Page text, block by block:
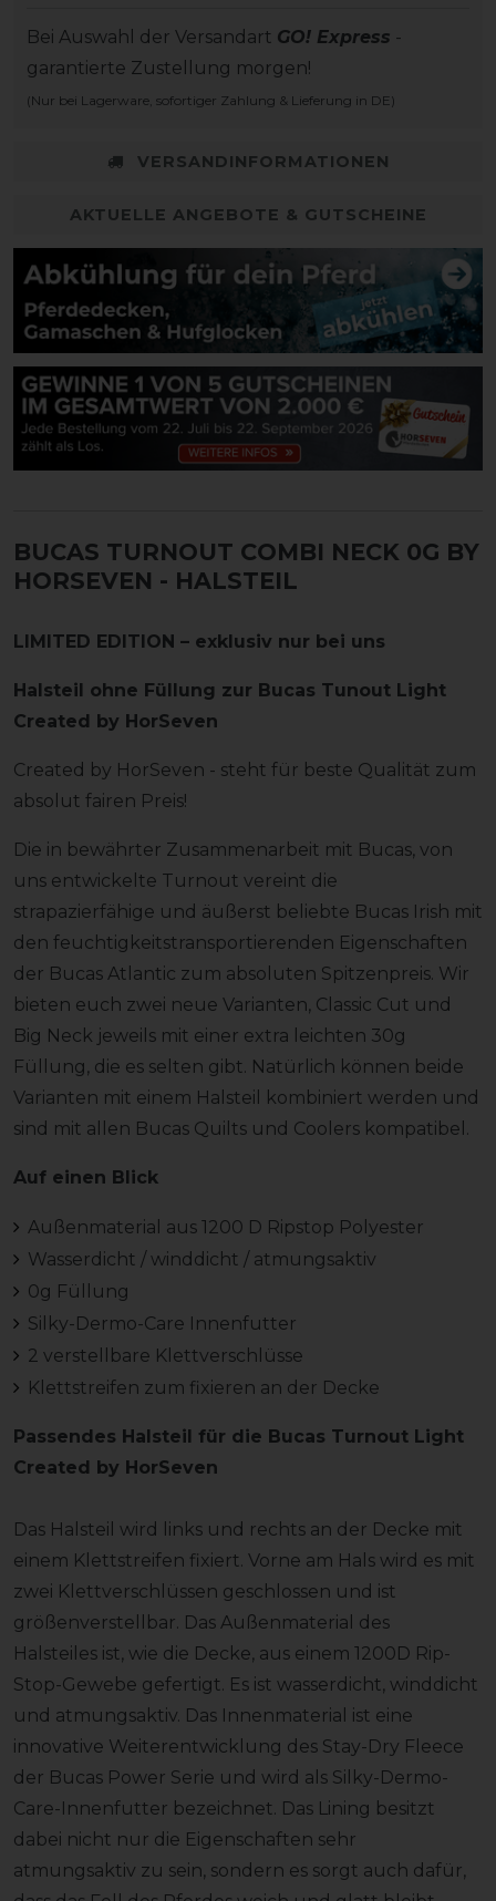
Bei Auswahl der Versandart GO! Express -
garantierte Zustellung morgen!
(Nur bei Lagerware, sofortiger Zahlung & Lieferung in DE)
VERSANDINFORMATIONEN
AKTUELLE ANGEBOTE & GUTSCHEINE
BUCAS TURNOUT COMBI NECK 0G BY
HORSEVEN - HALSTEIL
LIMITED EDITION – exklusiv nur bei uns
Halsteil ohne Füllung zur Bucas Tunout Light
Created by HorSeven
Created by HorSeven - steht für beste Qualität zum
absolut fairen Preis!
Die in bewährter Zusammenarbeit mit Bucas, von
uns entwickelte Turnout vereint die
strapazierfähige und äußerst beliebte Bucas Irish mit
den feuchtigkeitstransportierenden Eigenschaften
der Bucas Atlantic zum absoluten Spitzenpreis. Wir
bieten euch zwei neue Varianten, Classic Cut und
Big Neck jeweils mit einer extra leichten 30g
Füllung, die es selten gibt. Natürlich können beide
Varianten mit einem Halsteil kombiniert werden und
sind mit allen Bucas Quilts und Coolers kompatibel.
Auf einen Blick
Außenmaterial aus 1200 D Ripstop Polyester
Wasserdicht / winddicht / atmungsaktiv
0g Füllung
Silky-Dermo-Care Innenfutter
2 verstellbare Klettverschlüsse
Klettstreifen zum fixieren an der Decke
Passendes Halsteil für die Bucas Turnout Light
Created by HorSeven
Das Halsteil wird links und rechts an der Decke mit
einem Klettstreifen fixiert. Vorne am Hals wird es mit
zwei Klettverschlüssen geschlossen und ist
größenverstellbar. Das Außenmaterial des
Halsteiles ist, wie die Decke, aus einem 1200D Rip-
Stop-Gewebe gefertigt. Es ist wasserdicht, winddicht
und atmungsaktiv. Das Innenmaterial ist eine
innovative Weiterentwicklung des Stay-Dry Fleece
der Bucas Power Serie und wird als Silky-Dermo-
Care-Innenfutter bezeichnet. Das Lining besitzt
dabei nicht nur die Eigenschaften sehr
atmungsaktiv zu sein, sondern es sorgt auch dafür,